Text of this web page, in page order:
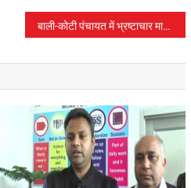
बाली-कोटी पंचायत में भ्रष्टाचार मामले पर ग्रामीण हुए लाल ,जांच टीम से भी नाखुश